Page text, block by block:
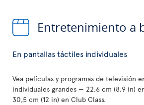
Entretenimiento a
En pantallas táctiles individuales
Vea películas y programas de televisión
individuales grandes — 22,6 cm (8,9 in)
30,5 cm (12 in) en Club Class.